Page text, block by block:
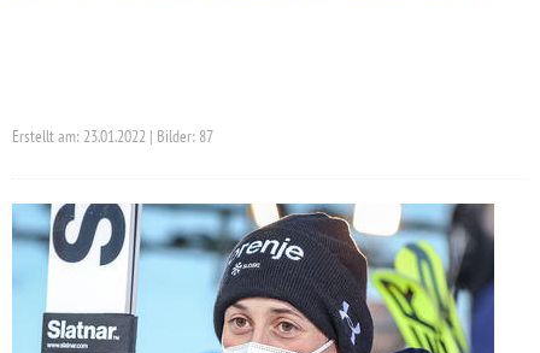
Erstellt am: 23.01.2022 | Bilder: 87